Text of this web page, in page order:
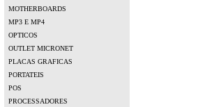
MOTHERBOARDS
MP3 E MP4
OPTICOS
OUTLET MICRONET
PLACAS GRAFICAS
PORTATEIS
POS
PROCESSADORES